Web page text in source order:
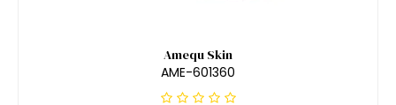
Amequ Skin
AME-601360